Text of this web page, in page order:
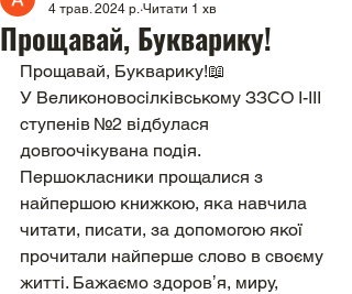
Прощавай, Букварику!
4 трав. 2024 р. Читати 1 хв
Прощавай, Букварику!📖
У Великоновосілківському ЗЗСО І-ІІІ
ступенів №2 відбулася
довгоочікувана подія.
Першокласники прощалися з
найпершою книжкою, яка навчила
читати, писати, за допомогою якої
прочитали найперше слово в своєму
житті. Бажаємо здоровʼя, миру,